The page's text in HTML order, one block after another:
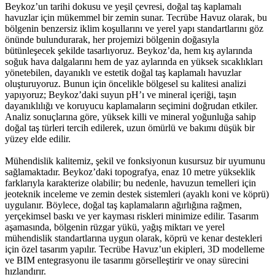
Beykoz’un tarihi dokusu ve yeşil çevresi, doğal taş kaplamalı
havuzlar için mükemmel bir zemin sunar. Tecrübe Havuz olarak, bu
bölgenin benzersiz iklim koşullarını ve yerel yapı standartlarını göz
önünde bulundurarak, her projemizi bölgenin doğasıyla
bütünleşecek şekilde tasarlıyoruz. Beykoz’da, hem kış aylarında
soğuk hava dalgalarını hem de yaz aylarında en yüksek sıcaklıkları
yönetebilen, dayanıklı ve estetik doğal taş kaplamalı havuzlar
oluşturuyoruz. Bunun için öncelikle bölgesel su kalitesi analizi
yapıyoruz; Beykoz’daki suyun pH’ı ve mineral içeriği, taşın
dayanıklılığı ve koruyucu kaplamaların seçimini doğrudan etkiler.
Analiz sonuçlarına göre, yüksek killi ve mineral yoğunluğa sahip
doğal taş türleri tercih edilerek, uzun ömürlü ve bakımı düşük bir
yüzey elde edilir.
Mühendislik kalitemiz, şekil ve fonksiyonun kusursuz bir uyumunu
sağlamaktadır. Beykoz’daki topografya, enaz 10 metre yükseklik
farklarıyla karakterize olabilir; bu nedenle, havuzun temelleri için
jeoteknik inceleme ve zemin destek sistemleri (ayaklı koni ve köprü)
uygulanır. Böylece, doğal taş kaplamaların ağırlığına rağmen,
yerçekimsel baskı ve yer kayması riskleri minimize edilir. Tasarım
aşamasında, bölgenin rüzgar yükü, yağış miktarı ve yerel
mühendislik standartlarına uygun olarak, köprü ve kenar destekleri
için özel tasarım yapılır. Tecrübe Havuz’un ekipleri, 3D modelleme
ve BIM entegrasyonu ile tasarımı görselleştirir ve onay sürecini
hızlandırır.